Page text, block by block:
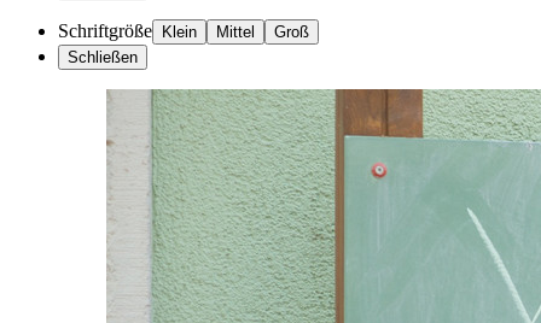
Schriftgröße Klein Mittel
Groß
Schließen